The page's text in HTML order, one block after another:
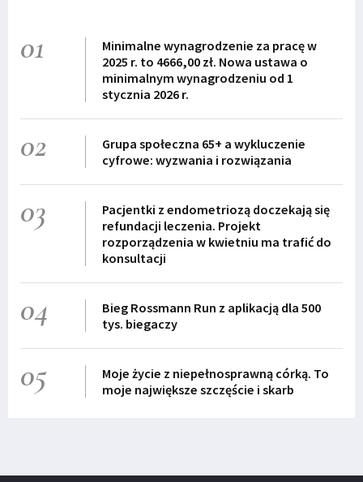
01
Minimalne wynagrodzenie za pracę w
2025 r. to 4666,00 zł. Nowa ustawa o
minimalnym wynagrodzeniu od 1
stycznia 2026 r.
02
Grupa społeczna 65+ a wykluczenie
cyfrowe: wyzwania i rozwiązania
03
Pacjentki z endometriozą doczekają się
refundacji leczenia. Projekt
rozporządzenia w kwietniu ma trafić do
konsultacji
04
Bieg Rossmann Run z aplikacją dla 500
tys. biegaczy
05
Moje życie z niepełnosprawną córką. To
moje największe szczęście i skarb